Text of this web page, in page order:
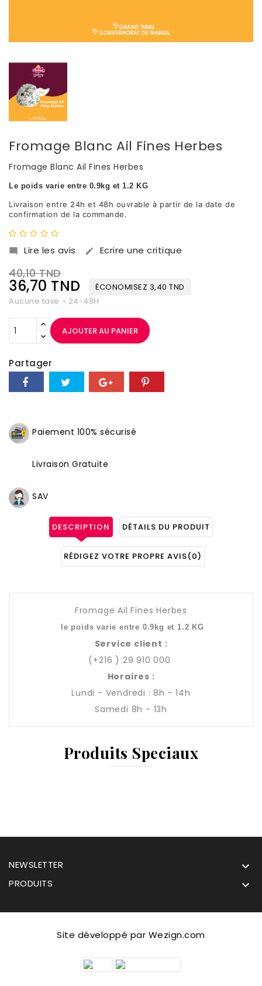
Fromage Blanc Ail Fines Herbes
Fromage Blanc Ail Fines Herbes
Le poids varie entre 0.9kg et 1.2 KG
Livraison entre 24h et 48h ouvrable à partir de la date de
confirmation de la commande.
 Lire les avis  Ecrire une critique
40,10 TND
36,70 TND
ÉCONOMISEZ 3,40 TND
Aucune taxe
24-48H
AJOUTER AU PANIER
Partager
Paiement 100% sécurisé
Livraison Gratuite
SAV
DESCRIPTION DÉTAILS DU PRODUIT
RÉDIGEZ VOTRE PROPRE AVIS(0)
Fromage Ail Fines Herbes
le poids varie entre 0.9kg et 1.2 KG
Service client :
(+216 ) 29 910 000
Horaires :
Lundi - Vendredi : 8h - 14h
Samedi 8h - 13h
Produits Speciaux
NEWSLETTER 
PRODUITS 
Site développé par Wezign.com